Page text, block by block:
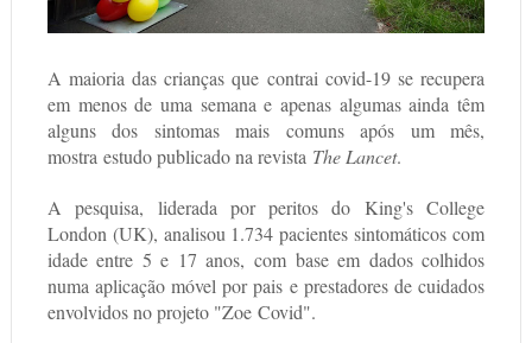
A maioria das crianças que contrai covid-19 se recupera
em menos de uma semana e apenas algumas ainda têm
alguns dos sintomas mais comuns após um mês,
mostra estudo publicado na revista The Lancet.
A pesquisa, liderada por peritos do King's College
London (UK), analisou 1.734 pacientes sintomáticos com
idade entre 5 e 17 anos, com base em dados colhidos
numa aplicação móvel por pais e prestadores de cuidados
envolvidos no projeto "Zoe Covid".